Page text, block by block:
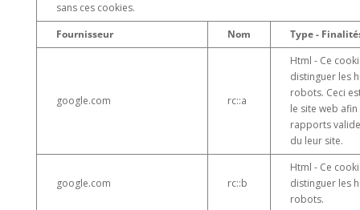
sans ces cookies.
Fournisseur
Nom Type -
google.com rc::a
Html - Ce
distinguer les
robots. Ceci
le site web
rapports
du leur site.
google.com rc::b
Html - Ce
distinguer les
robots.